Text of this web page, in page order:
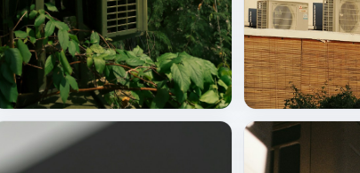
Dış ünite montajı Çatı / merkezi HVAC